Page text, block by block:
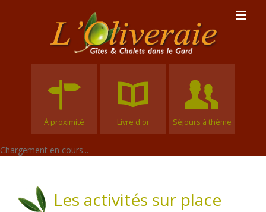
À proximité Livre d'or Séjours à thème
Chargement en cours...
Les activités sur place